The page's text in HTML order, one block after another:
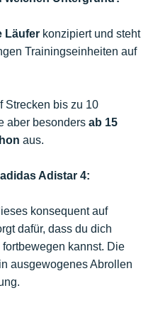
Läufer konzipiert und steht
Trainingseinheiten auf
Strecken bis zu 10
aber besonders ab 15
aus.
Adistar 4:
konsequent auf
dafür, dass du dich
kannst. Die
ausgewogenes Abrollen